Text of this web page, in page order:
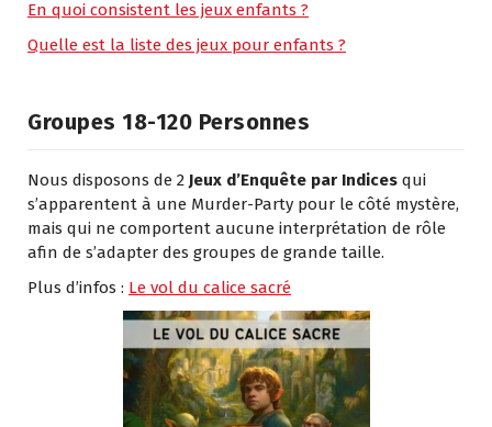
En quoi consistent les jeux enfants ?
Quelle est la liste des jeux pour enfants ?
Groupes 18-120 Personnes
Nous disposons de 2 Jeux d’Enquête par Indices qui
s’apparentent à une Murder-Party pour le côté mystère,
mais qui ne comportent aucune interprétation de rôle
afin de s’adapter des groupes de grande taille.
Plus d’infos : Le vol du calice sacré